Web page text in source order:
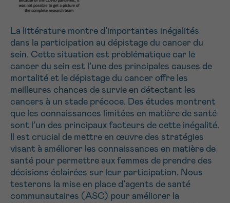
La littérature montre d’importantes inégalités
dans la participation au dépistage du cancer du
sein. Cette situation est problématique car le
cancer du sein est l’une des principales causes de
mortalité et le dépistage du cancer offre les
meilleures chances de survie en détectant les
cancers à un stade précoce. Des études montrent
que les connaissances limitées en matière de santé
sont l’un des principaux facteurs de cette inégalité.
Il est crucial de mettre en œuvre des stratégies
visant à améliorer les connaissances en matière de
santé pour permettre aux femmes de prendre des
décisions éclairées sur leur participation. Nous
testerons la mise en place d’agents de santé
communautaires (ASC) pour améliorer la
J’accepte lesconditions d’utilisations
*CHAMP OBLIGATOIRE
Envoyer